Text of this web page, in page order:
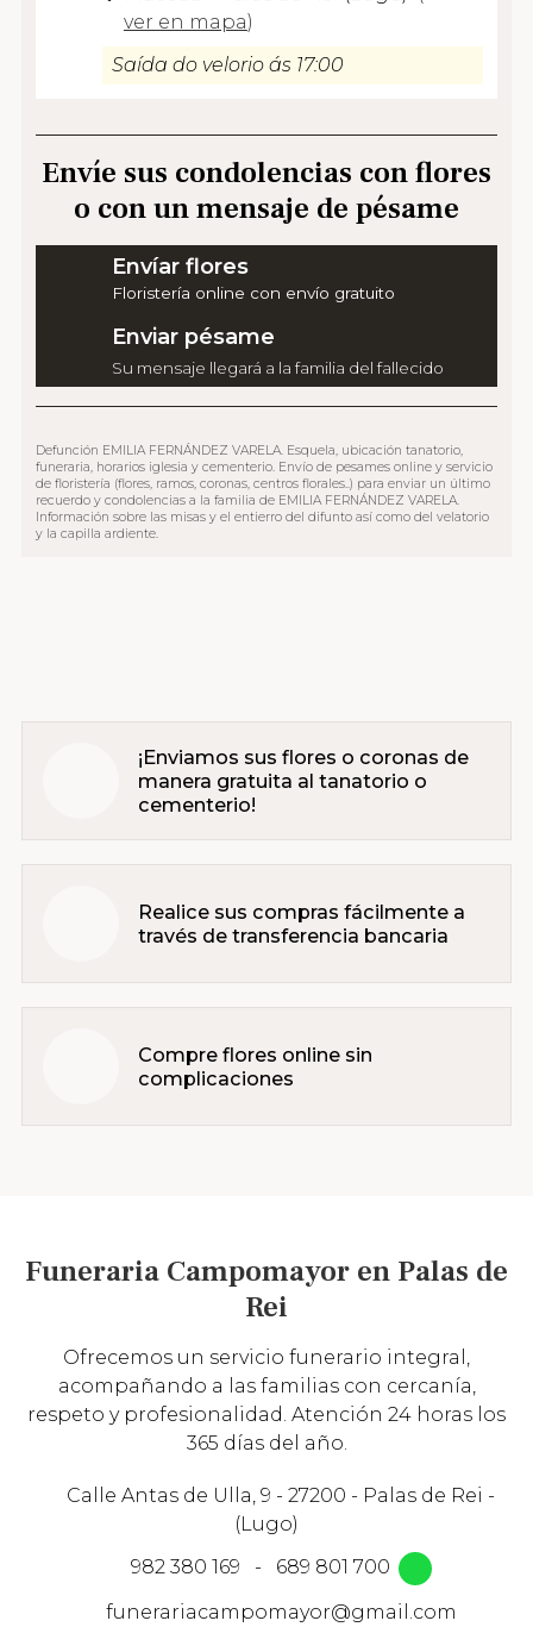
ver en mapa)
Saída do velorio ás 17:00
Envíe sus condolencias con flores
o con un mensaje de pésame
Envíar flores
Floristería online con envío gratuito
Enviar pésame
Su mensaje llegará a la familia del fallecido
Defunción EMILIA FERNÁNDEZ VARELA. Esquela, ubicación tanatorio,
funeraria, horarios iglesia y cementerio. Envío de pesames online y servicio
de floristería (flores, ramos, coronas, centros florales..) para enviar un último
recuerdo y condolencias a la familia de EMILIA FERNÁNDEZ VARELA.
Información sobre las misas y el entierro del difunto así como del velatorio
y la capilla ardiente.
¡Enviamos sus flores o coronas de
manera gratuita al tanatorio o
cementerio!
Realice sus compras fácilmente a
través de transferencia bancaria
Compre flores online sin
complicaciones
Funeraria Campomayor en Palas de
Rei
Ofrecemos un servicio funerario integral,
acompañando a las familias con cercanía,
respeto y profesionalidad. Atención 24 horas los
365 días del año.
Calle Antas de Ulla, 9 - 27200 - Palas de Rei -
(Lugo)
982 380 169
-
689 801 700
funerariacampomayor@gmail.com